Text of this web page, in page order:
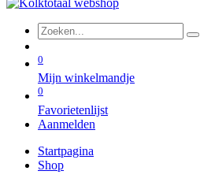
0
Mijn winkelmandje
0
Favorietenlijst
Aanmelden
Startpagina
Shop